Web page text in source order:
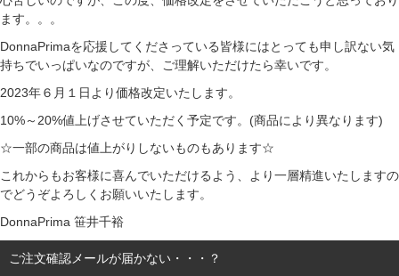
ます。。。
DonnaPrimaを応援してくださっている皆様にはとっても申し訳ない気
持ちでいっぱいなのですが、ご理解いただけたら幸いです。
2023年６月１日より価格改定いたします。
10%～20%値上げさせていただく予定です。(商品により異なります)
☆一部の商品は値上がりしないものもあります☆
これからもお客様に喜んでいただけるよう、より一層精進いたしますの
でどうぞよろしくお願いいたします。
DonnaPrima 笹井千裕
ご注文確認メールが届かない・・・？